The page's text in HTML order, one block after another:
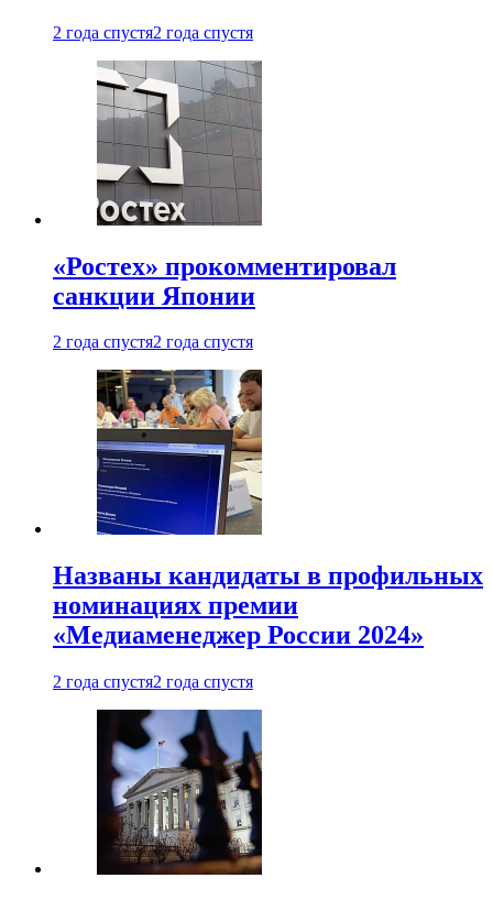
2 года спустя2 года спустя
«Ростех» прокомментировал
санкции Японии
2 года спустя2 года спустя
Названы кандидаты в профильных
номинациях премии
«Медиаменеджер России 2024»
2 года спустя2 года спустя